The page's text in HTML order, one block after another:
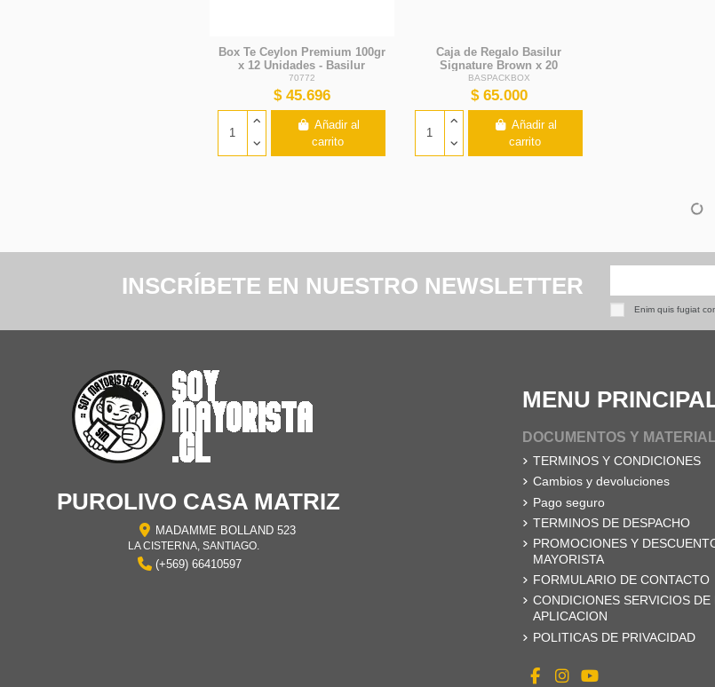
Box Te Ceylon Premium 100gr
x 12 Unidades - Basilur
70772
$ 45.696
Añadir al
carrito
Caja de Regalo Basilur
Signature Brown x 20
Unidades - Basilur
BASPACKBOX
$ 65.000
Añadir al
carrito
INSCRÍBETE EN NUESTRO NEWSLETTER
Enim quis fugiat
PUROLIVO CASA MATRIZ
MADAMME BOLLAND 523
LA CISTERNA, SANTIAGO.
(+569) 66410597
MENU
DOCUMENTOS Y
TERMINOS Y CONDICIONES
Cambios y devoluciones
Pago seguro
TERMINOS DE DESPACHO
PROMOCIONES Y
MAYORISTA
FORMULARIO DE CONTACTO
CONDICIONES SERVICIOS DE
APLICACION
POLITICAS DE PRIVACIDAD